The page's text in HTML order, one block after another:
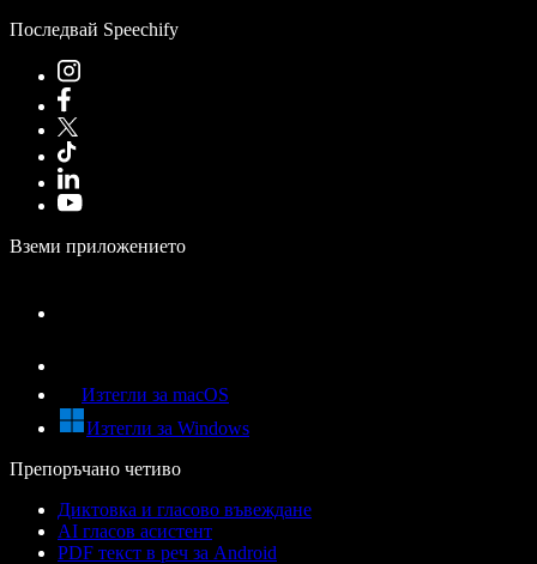
Последвай Speechify
Вземи приложението
Изтегли за macOS
Изтегли за Windows
Препоръчано четиво
Диктовка и гласово въвеждане
AI гласов асистент
PDF текст в реч за Android